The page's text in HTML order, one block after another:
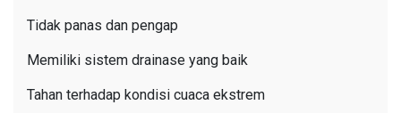
Tidak panas dan pengap
Memiliki sistem drainase yang baik
Tahan terhadap kondisi cuaca ekstrem